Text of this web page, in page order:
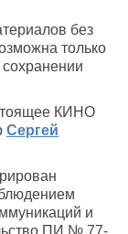
без
только
сохранении
КИНО
Сергей
и
ПИ № 77-